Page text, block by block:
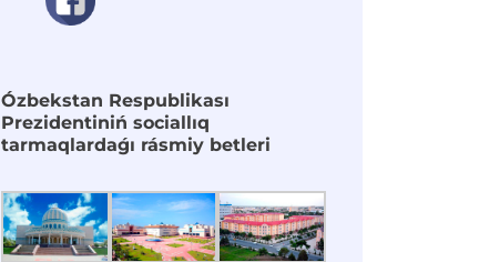
Ózbekstan Respublikası
Prezidentiniń sociallıq
tarmaqlardaǵı rásmiy betleri